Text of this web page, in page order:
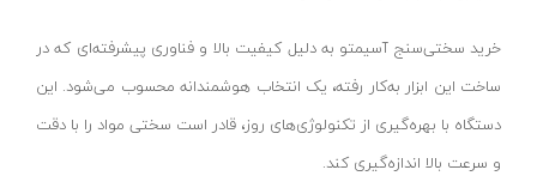
پایه سنگ سنباده
برش و تراش دهنده
کف ساب و موزائیک ساب
پشم زن
موتور ویبراتور
اینسایز - INSIZE
جی تی - GT
دنلکس - DANLEX
اخوان الکتریک
نارنجی-نقره ای
زرد-مشکی
1176
طلایی
خرید سختی‌سنج آسیمتو به دلیل کیفیت بالا و فناوری پیشرفته‌ای که در
ساخت این ابزار به‌کار رفته، یک انتخاب هوشمندانه محسوب می‌شود. این
دستگاه با بهره‌گیری از تکنولوژی‌های روز، قادر است سختی مواد را با دقت
و سرعت بالا اندازه‌گیری کند.